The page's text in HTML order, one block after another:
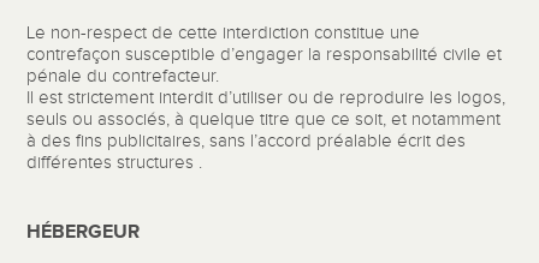
Le non-respect de cette interdiction constitue une
contrefaçon susceptible d’engager la responsabilité civile et
pénale du contrefacteur.
Il est strictement interdit d’utiliser ou de reproduire les logos,
seuls ou associés, à quelque titre que ce soit, et notamment
à des fins publicitaires, sans l’accord préalable écrit des
différentes structures .
HÉBERGEUR